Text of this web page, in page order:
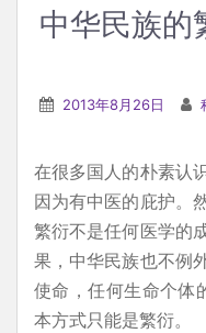
中华民族的
2013年8月26日
在很多国人的朴素认
因为有中医的庇护。
繁衍不是任何医学的
果，中华民族也不例
使命，任何生命个体
本方式只能是繁衍。